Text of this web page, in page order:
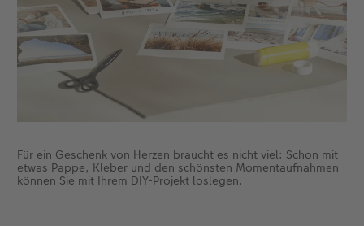
Inspiration
Neuheiten
Neuheiten
Extras
CEWE myPhotos
Neuheiten
Für ein Geschenk von Herzen braucht es nicht viel: Schon mit
etwas Pappe, Kleber und den schönsten Momentaufnahmen
können Sie mit Ihrem DIY-Projekt loslegen.